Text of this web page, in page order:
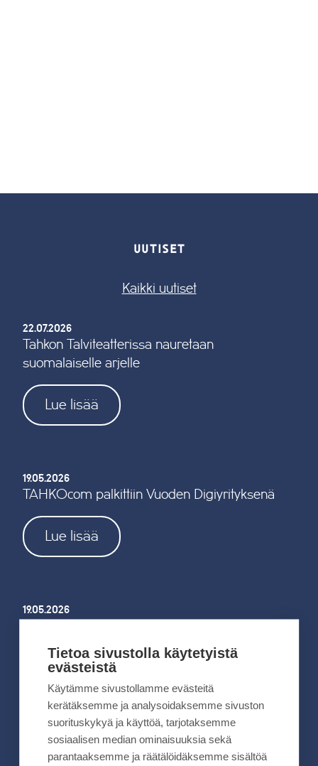
UUTISET
Kaikki uutiset
22.07.2026
Tahkon Talviteatterissa nauretaan
suomalaiselle arjelle
Lue lisää
19.05.2026
TAHKOcom palkittiin Vuoden Digiyrityksenä
Lue lisää
19.05.2026
kesällä 2026
Lue lisää
Tietoa sivustolla käytetyistä
evästeistä
Käytämme sivustollamme evästeitä
kerätäksemme ja analysoidaksemme sivuston
suorituskykyä ja käyttöä, tarjotaksemme
sosiaalisen median ominaisuuksia sekä
parantaaksemme ja räätälöidäksemme sisältöä